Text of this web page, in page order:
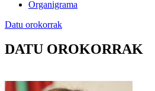
Organigrama
Datu orokorrak
DATU OROKORRAK